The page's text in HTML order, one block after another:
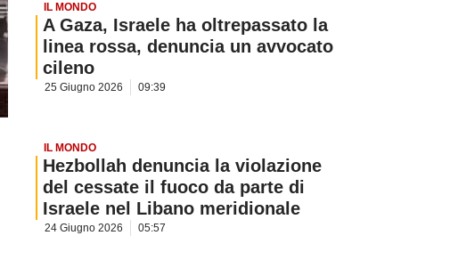
IL MONDO
A Gaza, Israele ha oltrepassato la
linea rossa, denuncia un avvocato
cileno
25 Giugno 2026 09:39
IL MONDO
Hezbollah denuncia la violazione
del cessate il fuoco da parte di
Israele nel Libano meridionale
24 Giugno 2026 05:57